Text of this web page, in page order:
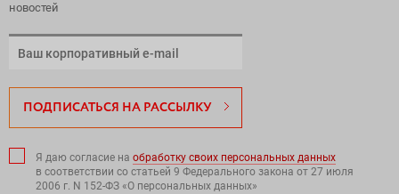
новостей
ПОДПИСАТЬСЯ НА РАССЫЛКУ
Я даю согласие на обработку своих персональных данных
в соответствии со статьей 9 Федерального закона от 27 июля
2006 г. N 152-ФЗ «О персональных данных»